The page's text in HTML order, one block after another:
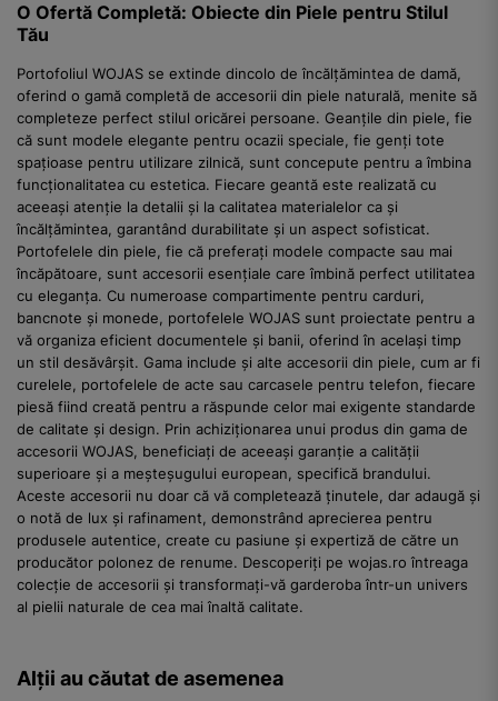
O Ofertă Completă: Obiecte din Piele pentru Stilul
Tău
Portofoliul WOJAS se extinde dincolo de încălțămintea de damă,
oferind o gamă completă de accesorii din piele naturală, menite să
completeze perfect stilul oricărei persoane. Geanțile din piele, fie
că sunt modele elegante pentru ocazii speciale, fie genți tote
spațioase pentru utilizare zilnică, sunt concepute pentru a îmbina
funcționalitatea cu estetica. Fiecare geantă este realizată cu
aceeași atenție la detalii și la calitatea materialelor ca și
încălțămintea, garantând durabilitate și un aspect sofisticat.
Portofelele din piele, fie că preferați modele compacte sau mai
încăpătoare, sunt accesorii esențiale care îmbină perfect utilitatea
cu eleganța. Cu numeroase compartimente pentru carduri,
bancnote și monede, portofelele WOJAS sunt proiectate pentru a
vă organiza eficient documentele și banii, oferind în același timp
un stil desăvârșit. Gama include și alte accesorii din piele, cum ar fi
curelele, portofelele de acte sau carcasele pentru telefon, fiecare
piesă fiind creată pentru a răspunde celor mai exigente standarde
de calitate și design. Prin achiziționarea unui produs din gama de
accesorii WOJAS, beneficiați de aceeași garanție a calității
superioare și a meșteșugului european, specifică brandului.
Aceste accesorii nu doar că vă completează ținutele, dar adaugă și
o notă de lux și rafinament, demonstrând aprecierea pentru
produsele autentice, create cu pasiune și expertiză de către un
producător polonez de renume. Descoperiți pe wojas.ro întreaga
colecție de accesorii și transformați-vă garderoba într-un univers
al pielii naturale de cea mai înaltă calitate.
Alții au căutat de asemenea